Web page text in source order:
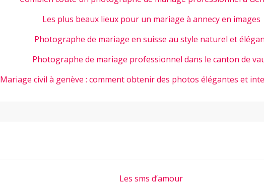
Les plus beaux lieux pour un mariage à annecy en images
Photographe de mariage en suisse au style naturel et
Photographe de mariage professionnel dans le canton de
Mariage civil à genève : comment obtenir des photos élégantes et
Les sms d’amour